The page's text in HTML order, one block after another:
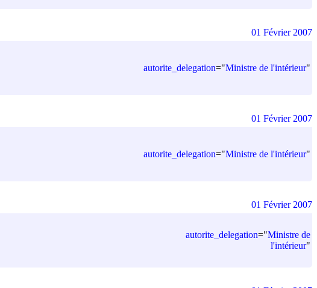
autorite_delegation="Ministre de l'intérieur"
01 Février 2007
autorite_delegation="Ministre de l'intérieur"
01 Février 2007
autorite_delegation="Ministre de
l'intérieur"
01 Février 2007